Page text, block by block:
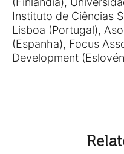
Instituto de Ciências
Lisboa (Portugal),
(Espanha), Focus
Development